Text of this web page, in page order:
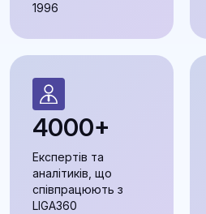
1996
4000+
Експертів та
аналітиків, що
співпрацюють з
LIGA360